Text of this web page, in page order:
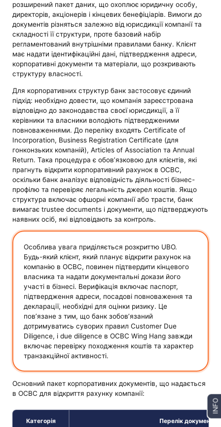
розширений пакет даних, що охоплює юридичну особу,
директорів, акціонерів і кінцевих бенефіціарів. Вимоги до
документів різняться залежно від юрисдикції компанії та
складності її структури, проте базовий набір
регламентований внутрішніми правилами банку. Клієнт
має надати ідентифікаційні дані, підтвердження адреси,
корпоративні документи та матеріали, що розкривають
структуру власності.
Для корпоративних структур банк застосовує єдиний
підхід: необхідно довести, що компанія зареєстрована
відповідно до законодавства своєї юрисдикції, а її
керівники та власники володіють підтвердженими
повноваженнями. До переліку входять Certificate of
Incorporation, Business Registration Certificate (для
гонконзьких компаній), Articles of Association та Annual
Return. Така процедура є обов’язковою для клієнтів, які
прагнуть відкрити корпоративний рахунок в OCBC,
оскільки банк аналізує відповідність діяльності бізнес-
профілю та перевіряє легальність джерел коштів. Якщо
структура включає офшорні компанії або трасти, банк
вимагає trustee documents і документи, що підтверджують
наявних осіб, які відповідають за контроль.
Особлива увага приділяється розкриттю UBO.
Будь-який клієнт, який планує відкрити рахунок на
компанію в OCBC, повинен підтвердити кінцевого
власника та надати документальні докази його
участі в бізнесі. Верифікація включає паспорт,
підтвердження адреси, посадові повноваження та
декларації, необхідні для оцінки ризику. Це
пов’язане з тим, що банк зобов’язаний
дотримуватись суворих правил Customer Due
Diligence, і due diligence в OCBC Wing Hang завжди
включає перевірку походження коштів та характер
транзакційної активності.
Основний пакет корпоративних документів, що надається
в OCBC для відкриття рахунку компанії:
Категорія Перелік документів
INFO